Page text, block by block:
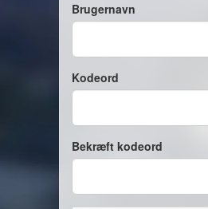
Brugernavn
Kodeord
Bekræft kodeord